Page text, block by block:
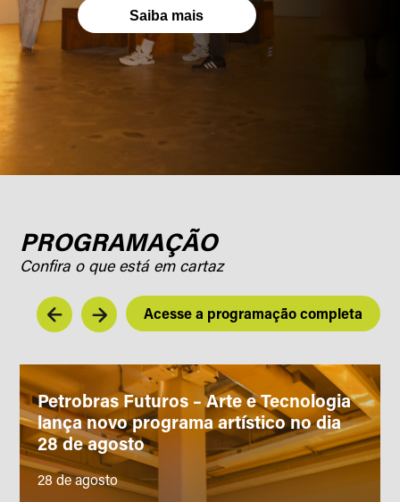
Saiba mais
PROGRAMAÇÃO
Confira o que está em cartaz
Acesse a programação completa
Petrobras Futuros – Arte e Tecnologia
lança novo programa artístico no dia
28 de agosto
28 de agosto